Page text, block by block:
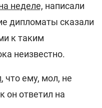
неделе, написали
дипломаты сказали
к таким
неизвестно.
, что ему, мол, не
он ответил на